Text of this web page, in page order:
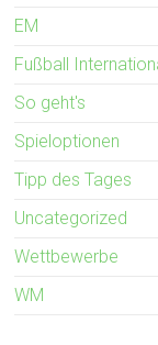
EM
Fußball
So geht's
Spieloptionen
Tipp des Tages
Uncategorized
Wettbewerbe
WM